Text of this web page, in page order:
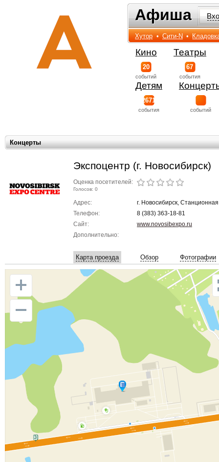
Афиша
Афиша
Хутор • Сити-N •
Кино
20
событий
Театры
67
события
Детям
2671
события событий
Концерты
Экспоцентр (г. Новосибирск)
Оценка посетителей:
Голосов: 0
Адрес:
г. Новосибирск,
Телефон:
8 (383) 363-18-81
Сайт:
www.novosibexpo.ru
Дополнительно:
Карта проезда Обзор Фотографии